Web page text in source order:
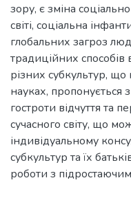
зору, є зміна
світі, соціальна
глобальних загроз
традиційних способів
різних субкультур, що
науках, пропонується
гостроти відчуття та
сучасного світу, що
індивідуальному
субкультур та їх